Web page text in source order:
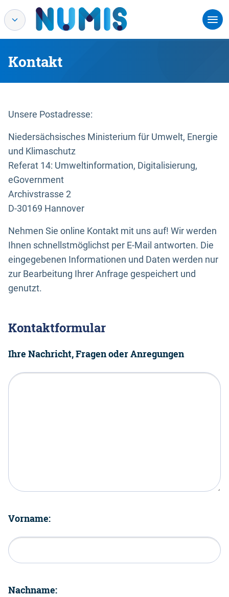
Kontakt
Unsere Postadresse:
Niedersächsisches Ministerium für Umwelt, Energie
und Klimaschutz
Referat 14: Umweltinformation, Digitalisierung,
eGovernment
Archivstrasse 2
D-30169 Hannover
Nehmen Sie online Kontakt mit uns auf! Wir werden
Ihnen schnellstmöglichst per E-Mail antworten. Die
eingegebenen Informationen und Daten werden nur
zur Bearbeitung Ihrer Anfrage gespeichert und
genutzt.
Kontaktformular
Ihre Nachricht, Fragen oder Anregungen
Vorname:
Nachname: